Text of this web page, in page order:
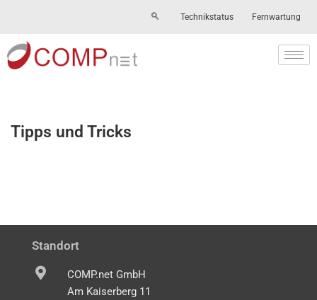
Skip
to
content
Technikstatus Fernwartung
Tipps und Tricks
Standort
COMP.net GmbH
Am Kaiserberg 11